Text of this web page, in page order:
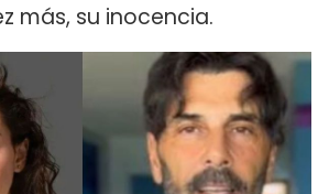
más, su inocencia.